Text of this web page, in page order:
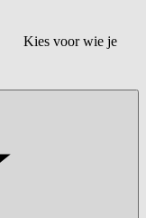
Kies voor wie je